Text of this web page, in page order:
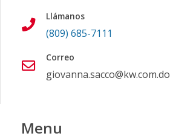
Llámanos
(809) 685-7111
Correo
giovanna.sacco@kw.com.do
Menu